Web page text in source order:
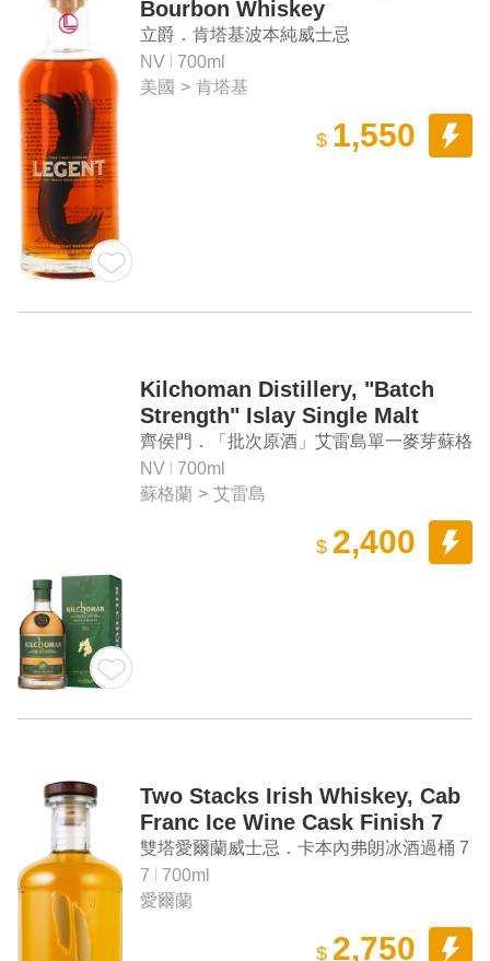
Bourbon Whiskey
立爵．肯塔基波本純威士忌
NV
700ml
美國 > 肯塔基
$ 1,550
Kilchoman Distillery, "Batch
Strength" Islay Single Malt
Scotch Whisky
齊侯門．「批次原酒」艾雷島單一麥芽蘇格
蘭威士忌
NV
700ml
蘇格蘭 > 艾雷島
$ 2,400
Two Stacks Irish Whiskey, Cab
Franc Ice Wine Cask Finish 7
Years Old Single Pot Still Irish
Whiskey
雙塔愛爾蘭威士忌．卡本內弗朗冰酒過桶 7
年 單一壺式愛爾蘭威士忌
7
700ml
愛爾蘭
$ 2,750